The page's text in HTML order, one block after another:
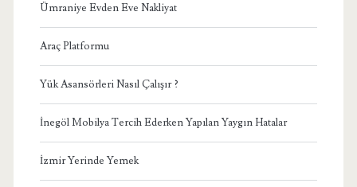
Ümraniye Evden Eve Nakliyat
Araç Platformu
Yük Asansörleri Nasıl Çalışır ?
İnegöl Mobilya Tercih Ederken Yapılan Yaygın Hatalar
İzmir Yerinde Yemek